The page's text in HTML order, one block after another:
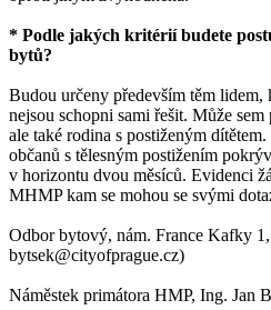
* Podle jakých kritérií budete
bytů?
Budou určeny především těm
nejsou schopni sami řešit. Může
ale také rodina s postiženým
občanů s tělesným postižením
v horizontu dvou měsíců. Evidenci
MHMP kam se mohou se svými
Odbor bytový, nám. France Kafky
bytsek@cityofprague.cz)
Náměstek primátora HMP, Ing. Jan